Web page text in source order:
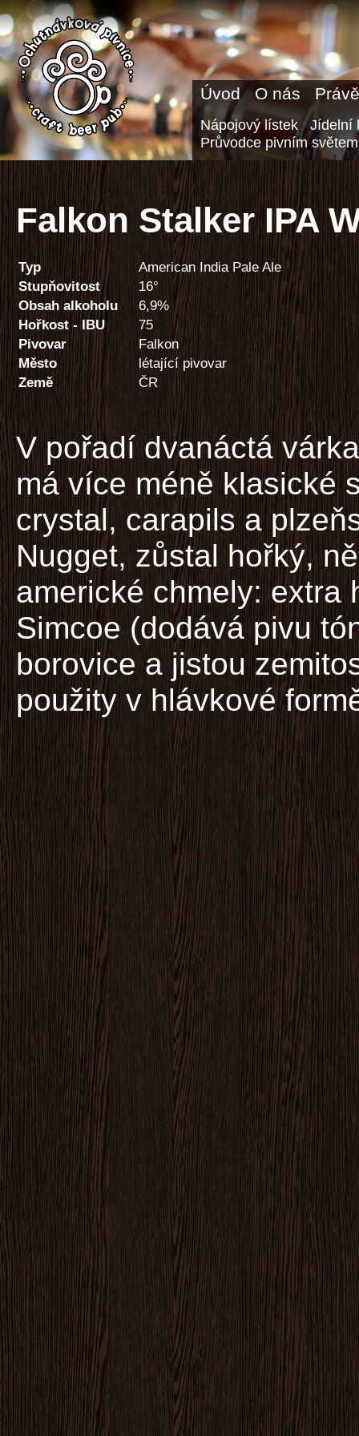
Úvod O nás
Nápojový lístek
Jídelní
Průvodce pivním světem
Falkon Stalker IPA
Typ
American India Pale Ale
Stupňovitost
16°
Obsah alkoholu
6,9%
Hořkost - IBU
75
Pivovar
Falkon
Město
létající pivovar
Země
ČR
V pořadí dvanáctá
má více méně klasické
crystal, carapils a
Nugget, zůstal hořký,
americké chmely: extra
Simcoe (dodává pivu
borovice a jistou
použity v hlávkové